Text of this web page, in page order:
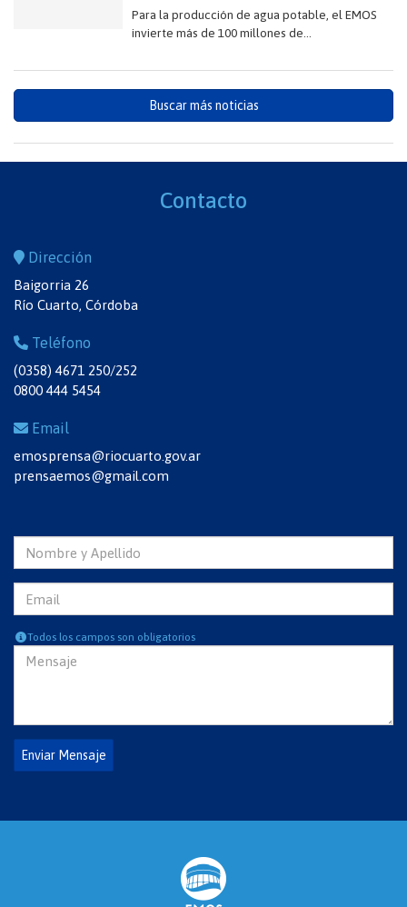
Para la producción de agua potable, el EMOS
invierte más de 100 millones de...
Buscar más noticias
Contacto
Dirección
Baigorria 26
Río Cuarto, Córdoba
Teléfono
(0358) 4671 250/252
0800 444 5454
Email
emosprensa@riocuarto.gov.ar
prensaemos@gmail.com
Todos los campos son obligatorios